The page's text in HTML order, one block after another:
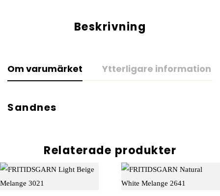
Beskrivning
Om varumärket Ytterligare information
Sandnes
Relaterade produkter